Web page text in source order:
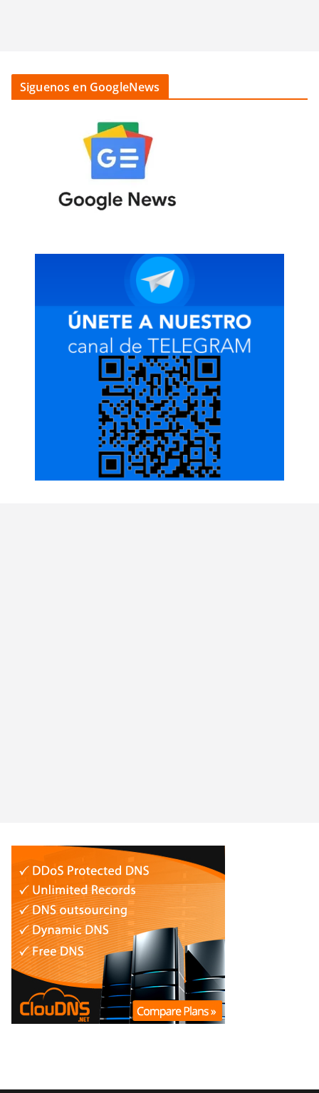
Siguenos en GoogleNews